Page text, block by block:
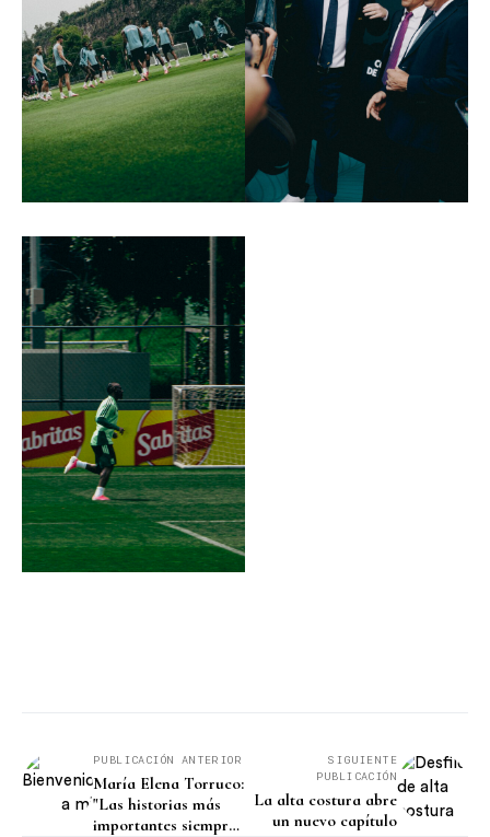
PUBLICACIÓN ANTERIOR
María Elena Torruco:
"Las historias más
importantes siempre
SIGUIENTE
PUBLICACIÓN
La alta costura abre
un nuevo capítulo